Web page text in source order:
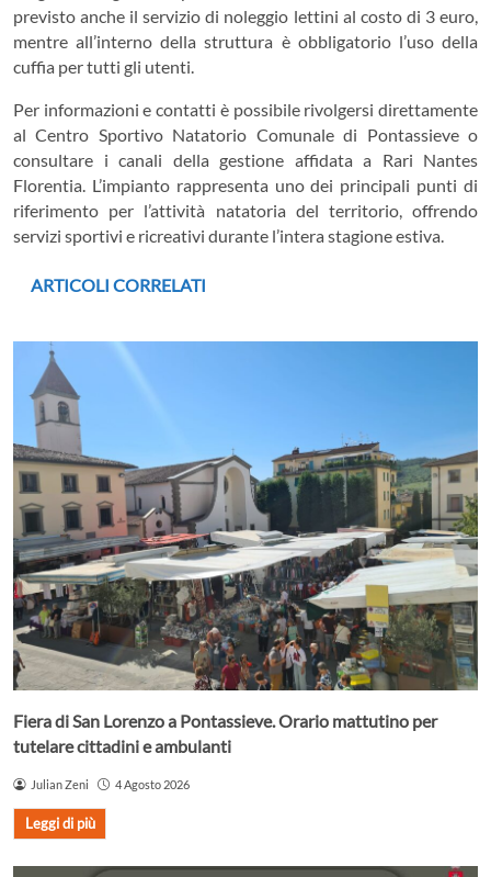
previsto anche il servizio di noleggio lettini al costo di 3 euro,
mentre all’interno della struttura è obbligatorio l’uso della
cuffia per tutti gli utenti.
Per informazioni e contatti è possibile rivolgersi direttamente
al Centro Sportivo Natatorio Comunale di Pontassieve o
consultare i canali della gestione affidata a Rari Nantes
Florentia. L’impianto rappresenta uno dei principali punti di
riferimento per l’attività natatoria del territorio, offrendo
servizi sportivi e ricreativi durante l’intera stagione estiva.
ARTICOLI CORRELATI
Fiera di San Lorenzo a Pontassieve. Orario mattutino per
tutelare cittadini e ambulanti
Julian Zeni 4 Agosto 2026
Leggi di più